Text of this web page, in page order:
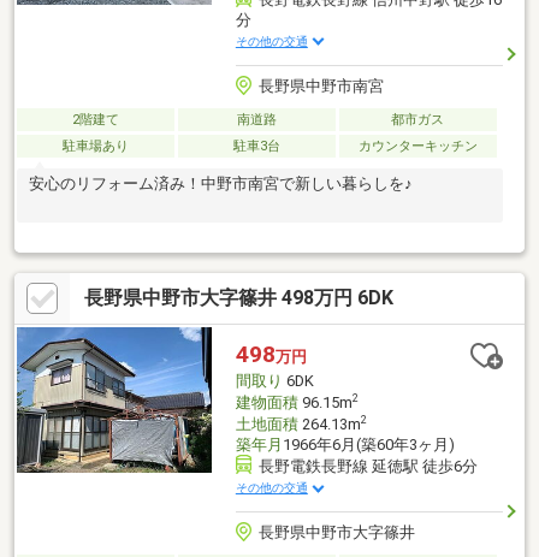
分
その他の交通
長野県中野市南宮
2階建て 南道路
都市ガス
駐車場あり
駐車3台 カウンターキッチン
安心のリフォーム済み！中野市南宮で新しい暮らしを♪
長野県中野市大字篠井 498万円 6DK
498万円
間取り 6DK
建物面積96.15m2
土地面積264.13m2
築年月 1966年6月(築60年3ヶ月)
長野電鉄長野線 延徳駅 徒歩6分
その他の交通
長野県中野市大字篠井